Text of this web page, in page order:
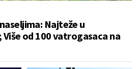
Najteže u
od 100 vatrogasaca na